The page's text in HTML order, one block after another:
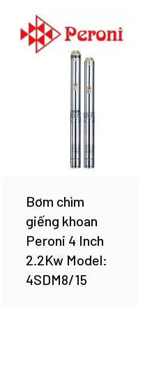
Bơm chìm
giếng khoan
Peroni 4 Inch
2.2Kw Model:
4SDM8/15